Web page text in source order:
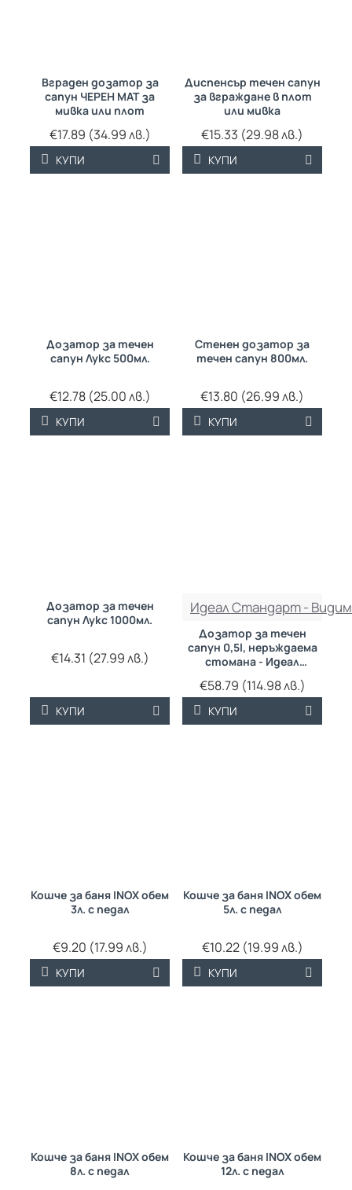
Вграден дозатор за
сапун ЧЕРЕН МАТ за
мивка или плот
€17.89 (34.99 лв.)
КУПИ
Диспенсър течен сапун
за вграждане в плот
или мивка
€15.33 (29.98 лв.)
КУПИ
Дозатор за течен
сапун Лукс 500мл.
€12.78 (25.00 лв.)
КУПИ
Стенен дозатор за
течен сапун 800мл.
€13.80 (26.99 лв.)
КУПИ
Дозатор за течен
сапун Лукс 1000мл.
€14.31 (27.99 лв.)
КУПИ
Идеал Стандарт -
Дозатор за течен
сапун 0,5l, неръждаема
стомана - Идеал
Стандарт - Видима
€58.79 (114.98 лв.)
КУПИ
Кошче за баня INOX обем
3л. с педал
€9.20 (17.99 лв.)
КУПИ
Кошче за баня INOX обем
5л. с педал
€10.22 (19.99 лв.)
КУПИ
Кошче за баня INOX обем
8л. с педал
Кошче за баня INOX обем
12л. с педал